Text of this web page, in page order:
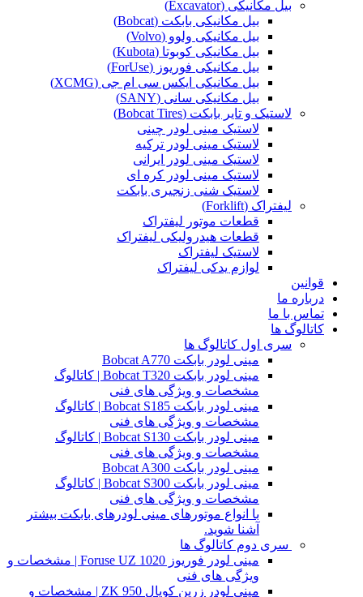
بیل مکانیکی (Excavator)
بیل مکانیکی بابکت (Bobcat)
بیل مکانیکی ولوو (Volvo)
بیل مکانیکی کوبوتا (Kubota)
بیل مکانیکی فوریوز (ForUse)
بیل مکانیکی ایکس سی ام جی (XCMG)
بیل مکانیکی سانی (SANY)
لاستیک و تایر بابکت (Bobcat Tires)
لاستیک مینی لودر چینی
لاستیک مینی لودر ترکیه
لاستیک مینی لودر ایرانی
لاستیک مینی لودر کره ای
لاستیک شنی زنجیری بابکت
لیفتراک (Forklift)
قطعات موتور لیفتراک
قطعات هیدرولیکی لیفتراک
لاستیک لیفتراک
لوازم یدکی لیفتراک
قوانین
درباره ما
تماس با ما
کاتالوگ ها
سری اول کاتالوگ ها
مینی لودر بابکت Bobcat A770
مینی لودر بابکت Bobcat T320 | کاتالوگ
مشخصات و ویژگی های فنی
مینی لودر بابکت Bobcat S185 | کاتالوگ
مشخصات و ویژگی های فنی
مینی لودر بابکت Bobcat S130 | کاتالوگ
مشخصات و ویژگی های فنی
مینی لودر بابکت Bobcat A300
مینی لودر بابکت Bobcat S300 | کاتالوگ
مشخصات و ویژگی های فنی
با انواع موتورهای مینی لودرهای بابکت بیشتر
آشنا شوید.
سری دوم کاتالوگ ها
مینی لودر فوریوز Foruse UZ 1020 | مشخصات و
ویژگی های فنی
مینی لودر زرین کوپال ZK 950 | مشخصات و